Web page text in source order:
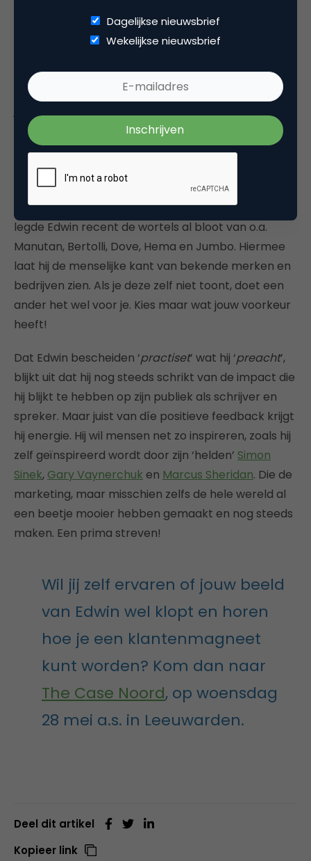
Veel voldoening krijgt Edwin van het blootleggen
Rootsbranding
noemt en bedacht heeft. Als je weet waar je
vandaan komt en waarom je doet wat je doet, hoef
zelfs, want
rafelrandjeszijn niet erg. Integendeel: ze
maken het bedrijf en de mensen die er werken juist
boeiend. Ook hier weer: marketeer laat los wat je
geleerd hebt over het oppoetsen en mooier maken
dan het is. Wees kwetsbaar en briljant. Ongevraagd
legde Edwin recent de wortels al bloot van o.a.
Manutan, Bertolli, Dove, Hema en Jumbo. Hiermee
laat hij de menselijke kant van bekende merken en
bedrijven zien. Als je deze zelf niet toont, doet een
ander het wel voor je. Kies maar wat jouw voorkeur
heeft!
Dat Edwin bescheiden ‘practiset’ wat hij ‘preacht’,
blijkt uit dat hij nog steeds schrikt van de impact die
hij blijkt te hebben op zijn publiek als schrijver en
spreker. Maar juist van díe positieve feedback krijgt
hij energie. Hij wil mensen net zo inspireren, zoals hij
zelf geïnspireerd wordt door zijn ‘helden’ Simon
Sinek, Gary Vaynerchuk en Marcus Sheridan. Die de
marketing, maar misschien zelfs de hele wereld al
een beetje mooier hebben gemaakt en nog steeds
maken. Een prima streven!
Wil jij zelf ervaren of jouw beeld
van Edwin wel klopt en horen
hoe je een klantenmagneet
kunt worden? Kom dan naar
The Case Noord, op woensdag
28 mei a.s. in Leeuwarden.
Deel dit artikel
Kopieer link
Dagelijkse nieuwsbrief
Wekelijkse nieuwsbrief